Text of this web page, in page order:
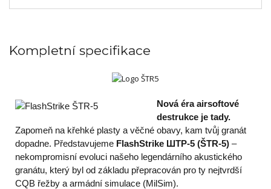
Kompletní specifikace
Nová éra airsoftové
destrukce je tady.
Zapomeň na křehké plasty a věčné obavy, kam tvůj granát
dopadne. Představujeme FlashStrike ШТР-5 (ŠTR-5) –
nekompromisní evoluci našeho legendárního akustického
granátu, který byl od základu přepracován pro ty nejtvrdší
CQB řežby a armádní simulace (MilSim).